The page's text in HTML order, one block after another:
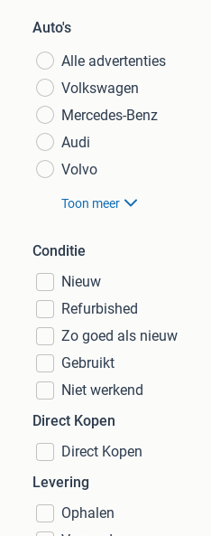
Auto's
Alle advertenties
Volkswagen
Mercedes-Benz
Audi
Volvo
Toon meer
Conditie
Nieuw
Refurbished
Zo goed als nieuw
Gebruikt
Niet werkend
Direct Kopen
Direct Kopen
Levering
Ophalen